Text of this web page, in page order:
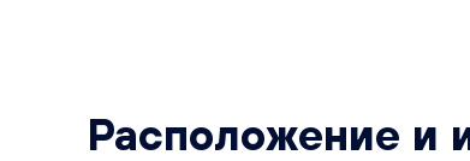
Расположение и